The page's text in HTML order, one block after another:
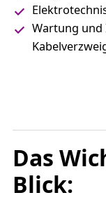
Wartung
Das
Blick: